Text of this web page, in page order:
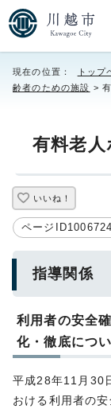
現在の位置： トップ
齢者のための施設 >
有料老
いいね！
ページID1006724
指導関係
利用者の安全
化・徹底につ
平成28年11月30
おける利用者の